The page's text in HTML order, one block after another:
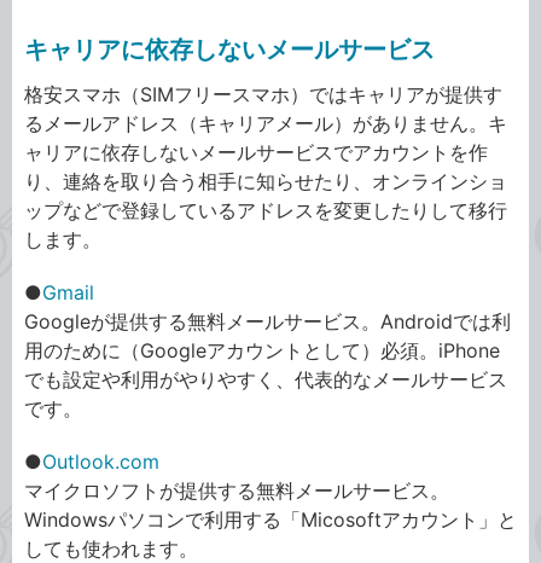
キャリアに依存しないメールサービス
格安スマホ（SIMフリースマホ）ではキャリアが提供す
るメールアドレス（キャリアメール）がありません。キ
ャリアに依存しないメールサービスでアカウントを作
り、連絡を取り合う相手に知らせたり、オンラインショ
ップなどで登録しているアドレスを変更したりして移行
します。
●Gmail
Googleが提供する無料メールサービス。Androidでは利
用のために（Googleアカウントとして）必須。iPhone
でも設定や利用がやりやすく、代表的なメールサービス
です。
●Outlook.com
マイクロソフトが提供する無料メールサービス。
Windowsパソコンで利用する「Micosoftアカウント」と
しても使われます。